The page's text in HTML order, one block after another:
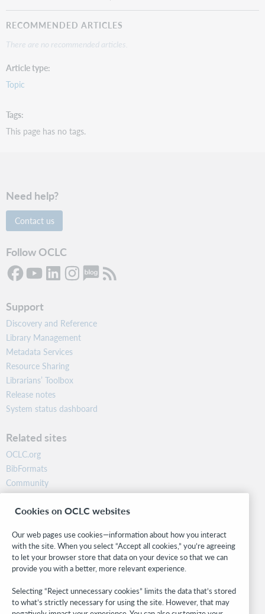
RECOMMENDED ARTICLES
There are no recommended articles.
Article type
Topic
Tags
This page has no tags.
Need help?
Contact us
Follow OCLC
Support
Discovery and Reference
Library Management
Metadata Services
Resource Sharing
Librarians’ Toolbox
Release notes
System status dashboard
Related sites
OCLC.org
BibFormats
Community
Research
WebJunction
Stay in the know.
Get the latest product updates, research, events, and much more—
right to your inbox.
Cookies on OCLC websites
Our web pages use cookies—information about how you interact
with the site. When you select “Accept all cookies,” you’re agreeing
to let your browser store that data on your device so that we can
provide you with a better, more relevant experience.
Selecting “Reject unnecessary cookies” limits the data that’s stored
to what’s strictly necessary for using the site. However, that may